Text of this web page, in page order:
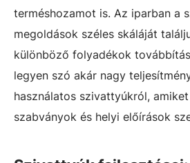
terméshozamot is. Az iparban a
megoldások széles skáláját
különböző folyadékok
legyen szó akár nagy
használatos szivattyúkról,
szabványok és helyi előírások